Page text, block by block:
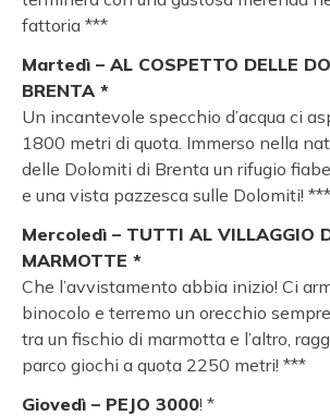
fattoria ***
Martedì – AL COSPETTO DELLE
BRENTA *
Un incantevole specchio d’acqua ci
1800 metri di quota. Immerso nella
delle Dolomiti di Brenta un rifugio
e una vista pazzesca sulle Dolomiti! ***
Mercoledì – TUTTI AL VILLAGGIO
MARMOTTE *
Che l’avvistamento abbia inizio! Ci
binocolo e terremo un orecchio
tra un fischio di marmotta e l’altro,
parco giochi a quota 2250 metri! ***
Giovedì – PEJO 3000! *